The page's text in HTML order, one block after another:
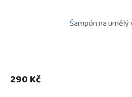
Šampón na umělý
290 Kč